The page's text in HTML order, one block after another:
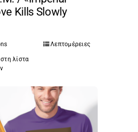
Kills Slowly
Λεπτομέρειες
λίστα